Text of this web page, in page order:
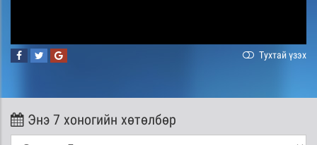
Тухтай үзэх
Энэ 7 хоногийн хөтөлбөр